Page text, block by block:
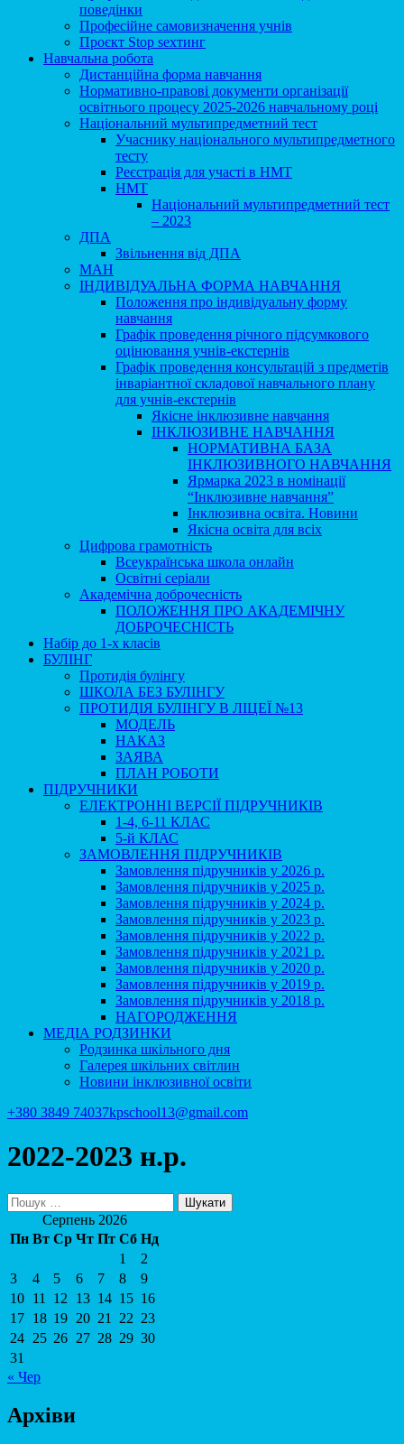
поведінки
Професійне самовизначення учнів
Проєкт Stop sexтинг
Навчальна робота
Дистанційна форма навчання
Нормативно-правові документи організації
освітнього процесу 2025-2026 навчальному році
Національний мультипредметний тест
Учаснику національного мультипредметного
тесту
Реєстрація для участі в НМТ
НМТ
Національний мультипредметний тест
– 2023
ДПА
Звільнення від ДПА
МАН
ІНДИВІДУАЛЬНА ФОРМА НАВЧАННЯ
Положення про індивідуальну форму
навчання
Графік проведення річного підсумкового
оцінювання учнів-екстернів
Графік проведення консультацій з предметів
інваріантної складової навчального плану
для учнів-екстернів
Якісне інклюзивне навчання
ІНКЛЮЗИВНЕ НАВЧАННЯ
НОРМАТИВНА БАЗА
ІНКЛЮЗИВНОГО НАВЧАННЯ
Ярмарка 2023 в номінації
“Інклюзивне навчання”
Інклюзивна освіта. Новини
Якісна освіта для всіх
Цифрова грамотність
Всеукраїнська школа онлайн
Освітні серіали
Академічна доброчесність
ПОЛОЖЕННЯ ПРО АКАДЕМІЧНУ
ДОБРОЧЕСНІСТЬ
Набір до 1-х класів
БУЛІНГ
Протидія булінгу
ШКОЛА БЕЗ БУЛІНГУ
ПРОТИДІЯ БУЛІНГУ В ЛІЦЕЇ №13
МОДЕЛЬ
НАКАЗ
ЗАЯВА
ПЛАН РОБОТИ
ПІДРУЧНИКИ
ЕЛЕКТРОННІ ВЕРСІЇ ПІДРУЧНИКІВ
1-4, 6-11 КЛАС
5-й КЛАС
ЗАМОВЛЕННЯ ПІДРУЧНИКІВ
Замовлення підручників у 2026 р.
Замовлення підручників у 2025 р.
Замовлення підручників у 2024 р.
Замовлення підручників у 2023 р.
Замовлення підручників у 2022 р.
Замовлення підручників у 2021 р.
Замовлення підручників у 2020 р.
Замовлення підручників у 2019 р.
Замовлення підручників у 2018 р.
НАГОРОДЖЕННЯ
МЕДІА РОДЗИНКИ
Родзинка шкільного дня
Галерея шкільних світлин
Новини інклюзивної освіти
+380 3849 74037kpschool13@gmail.com
2022-2023 н.р.
Пошук:
Серпень 2026
Пн Вт Ср Чт Пт Сб Нд
1
2
3
4 5 6 7 8
9
10 11 12 13 14 15 16
17 18 19 20 21 22 23
24 25 26 27 28 29 30
31
« Чер
Архіви